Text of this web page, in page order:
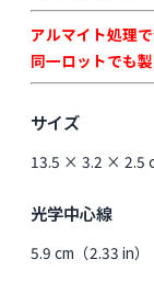
アルマイト処理
同一ロットでも
サイズ
13.5 × 3.2 × 2.5
光学中心線
5.9 cm（2.33 in）